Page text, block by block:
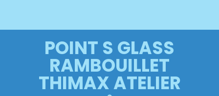
POINT S GLASS
RAMBOUILLET
THIMAX ATELIER